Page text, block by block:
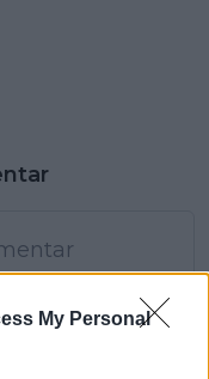
My Personal